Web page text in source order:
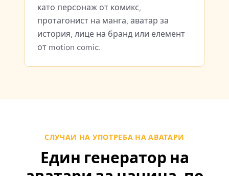
като персонаж от комикс,
протагонист на манга, аватар за
история, лице на бранд или елемент
от motion comic.
СЛУЧАИ НА УПОТРЕБА НА АВАТАРИ
Един генератор на